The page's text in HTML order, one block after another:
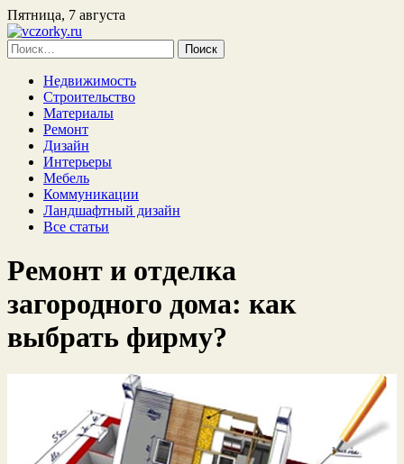
Пятница, 7 августа
Найти:
Недвижимость
Строительство
Материалы
Ремонт
Дизайн
Интерьеры
Мебель
Коммуникации
Ландшафтный дизайн
Все статьи
Ремонт и отделка
загородного дома: как
выбрать фирму?